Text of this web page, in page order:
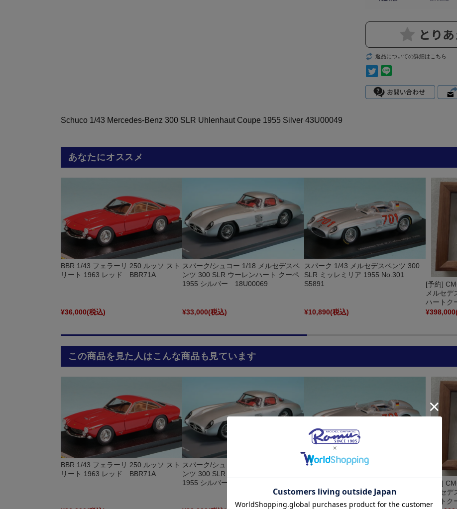
返品についての詳細はこちら
Schuco 1/43 Mercedes-Benz 300 SLR Uhlenhaut Coupe 1955 Silver 43U00049
あなたにオススメ
BBR 1/43 フェラーリ 250 ルッソ スト
リート 1963 レッド BBR71A
¥36,000(税込)
スパーク/シュコー 1/18 メルセデスベ
ンツ 300 SLR ウーレンハート クーペ
1955 シルバー 18U00069
¥33,000(税込)
スパーク 1/43 メルセデスベンツ 300
SLR ミッレミリア 1955 No.301
S5891
¥10,890(税込)
[予約]
メルセデ
ハートク
¥398,000
この商品を見た人はこんな商品も見ています
BBR 1/43 フェラーリ 250 ルッソ スト
リート 1963 レッド BBR71A
スパーク/シュコー 1/18 メルセデスベ
ンツ 300 SLR ウーレンハート クーペ
1955 シルバー 18U00069
スパーク 1/43 メルセデスベンツ 300
[予約]
メルセ
ハート